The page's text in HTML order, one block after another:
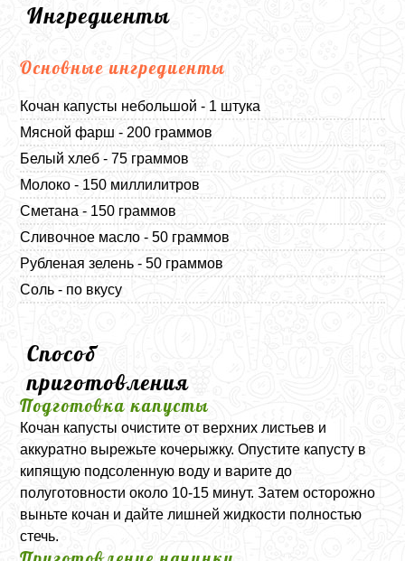
Ингредиенты
Основные ингредиенты
Кочан капусты небольшой - 1 штука
Мясной фарш - 200 граммов
Белый хлеб - 75 граммов
Молоко - 150 миллилитров
Сметана - 150 граммов
Сливочное масло - 50 граммов
Рубленая зелень - 50 граммов
Соль - по вкусу
Способ
приготовления
Подготовка капусты
Кочан капусты очистите от верхних листьев и
аккуратно вырежьте кочерыжку. Опустите капусту в
кипящую подсоленную воду и варите до
полуготовности около 10-15 минут. Затем осторожно
выньте кочан и дайте лишней жидкости полностью
стечь.